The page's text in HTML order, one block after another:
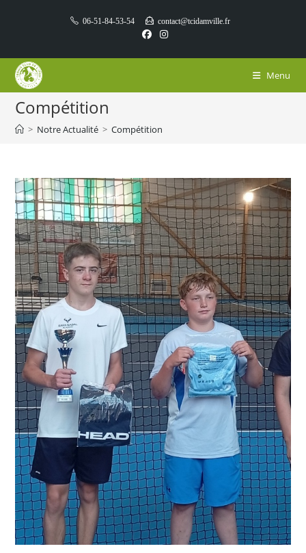
06-51-84-53-54 contact@tcidamville.fr
Menu
Compétition
> Notre Actualité > Compétition